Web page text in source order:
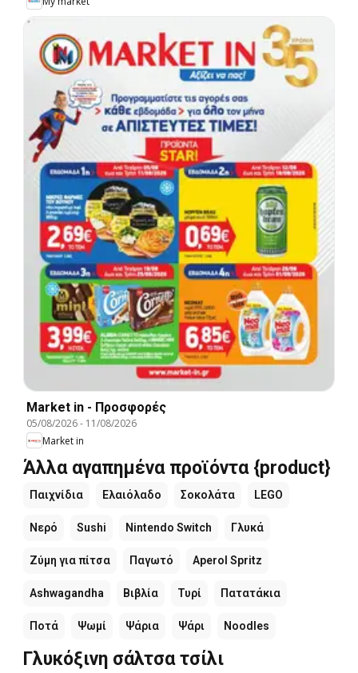
Market in - Προσφορές
05/08/2026- 11/08/2026
Market in
Άλλα αγαπημένα προϊόντα {product}
Παιχνίδια Ελαιόλαδο Σοκολάτα LEGO
Νερό Sushi Nintendo Switch Γλυκά
Ζύμη για πίτσα Παγωτό Aperol Spritz
Ashwagandha Βιβλία Τυρί Πατατάκια
Ποτά Ψωμί Ψάρια Ψάρι Noodles
Γλυκόξινη σάλτσα τσίλι